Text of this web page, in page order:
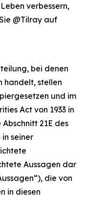
verbessern,
@Tilray auf
bei denen
handelt, stellen
und im
Act von 1933 in
21E des
seiner
Aussagen dar
die von
in diesen